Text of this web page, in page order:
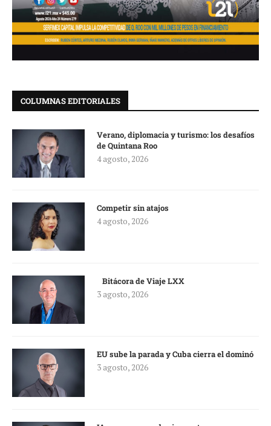
COLUMNAS EDITORIALES
Verano, diplomacia y turismo: los desafíos
de Quintana Roo
4 agosto, 2026
Competir sin atajos
4 agosto, 2026
Bitácora de Viaje LXX
3 agosto, 2026
EU sube la parada y Cuba cierra el dominó
3 agosto, 2026